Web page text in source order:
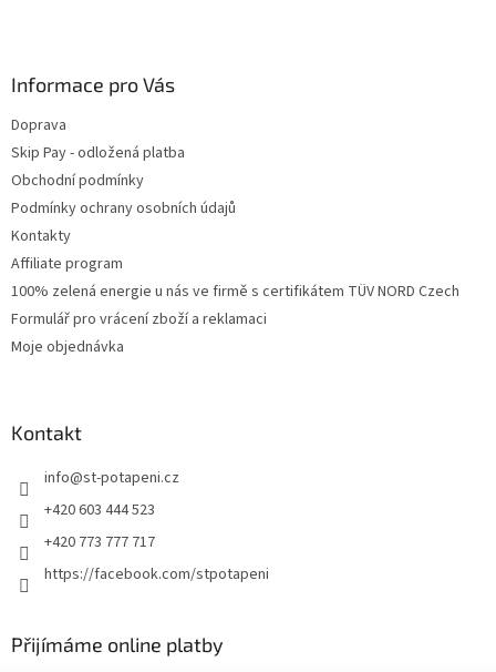
Informace pro Vás
Doprava
Skip Pay - odložená platba
Obchodní podmínky
Podmínky ochrany osobních údajů
Kontakty
Affiliate program
100% zelená energie u nás ve firmě s certifikátem TÜV NORD Czech
Formulář pro vrácení zboží a reklamaci
Moje objednávka
Kontakt
info@st-potapeni.cz
+420 603 444 523
+420 773 777 717
https://facebook.com/stpotapeni
Přijímáme online platby